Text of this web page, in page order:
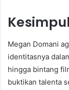
Megan Domani
identitasnya
hingga bintang
buktikan talenta